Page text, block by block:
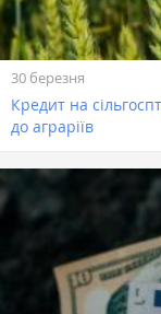
30 березня
Кредит на
до аграріїв